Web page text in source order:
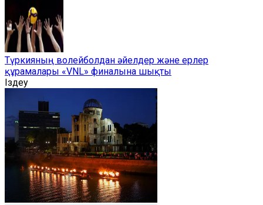
Түркияның волейболдан әйелдер және ерлер
құрамалары «VNL» финалына шықты
Іздеу